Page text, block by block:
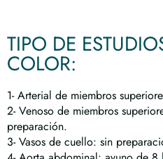
TIPO DE
COLOR:
1- Arterial de miembros
2- Venoso de miembros
preparación.
3- Vasos de cuello: sin